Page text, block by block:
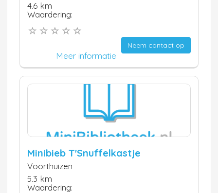
4.6 km
Waardering:
Neem contact op
Meer informatie
Minibieb T'Snuffelkastje
Voorthuizen
5.3 km
Waardering: